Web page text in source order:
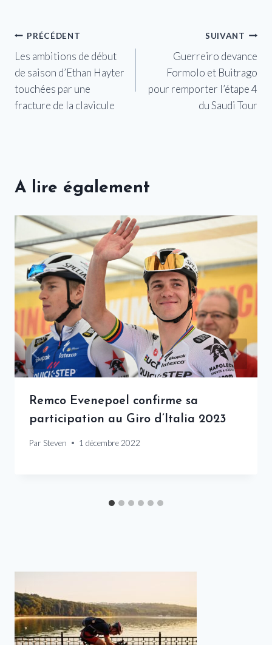
Navigation
de
l’article
PRÉCÉDENT
Les ambitions de début
de saison d’Ethan Hayter
touchées par une
fracture de la clavicule
SUIVANT
Guerreiro devance
Formolo et Buitrago
pour remporter l’étape 4
du Saudi Tour
A lire également
Remco Evenepoel confirme sa
participation au Giro d’Italia 2023
Par Steven 1 décembre 2022